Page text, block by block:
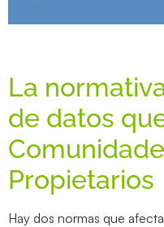
La
de datos
Propietarios
Hay dos normas que